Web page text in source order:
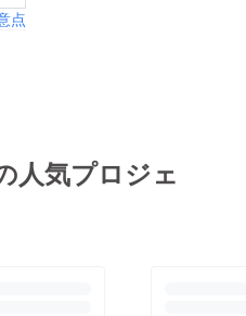
お
報
点
人気プロジェ